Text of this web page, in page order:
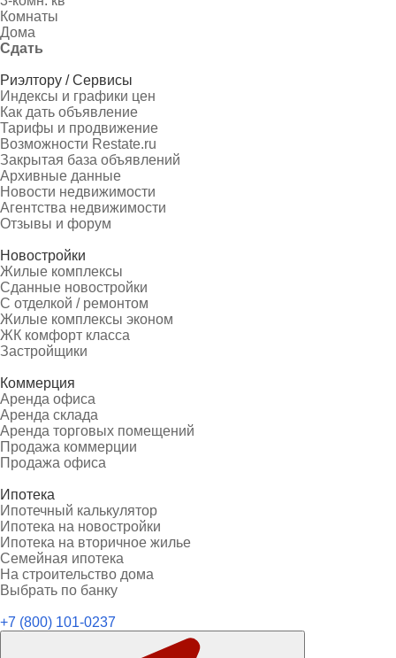
Комнаты
Дома
Сдать
Риэлтору / Сервисы
Индексы и графики цен
Как дать объявление
Тарифы и продвижение
Возможности Restate.ru
Закрытая база объявлений
Архивные данные
Новости недвижимости
Агентства недвижимости
Отзывы и форум
Новостройки
Жилые комплексы
Сданные новостройки
С отделкой / ремонтом
Жилые комплексы эконом
ЖК комфорт класса
Застройщики
Коммерция
Аренда офиса
Аренда склада
Аренда торговых помещений
Продажа коммерции
Продажа офиса
Ипотека
Ипотечный калькулятор
Ипотека на новостройки
Ипотека на вторичное жилье
Семейная ипотека
На строительство дома
Выбрать по банку
+7 (800) 101-0237